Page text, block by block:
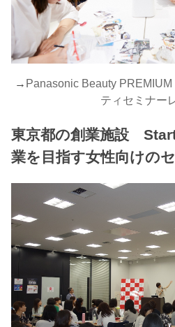
→ Panasonic Beauty
ティセミナー
東京都の創業施設
業を目指す女性向けの